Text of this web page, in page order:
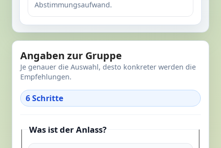
Abstimmungsaufwand.
Angaben zur Gruppe
Je genauer die Auswahl, desto konkreter werden die
Empfehlungen.
6 Schritte
Was ist der Anlass?